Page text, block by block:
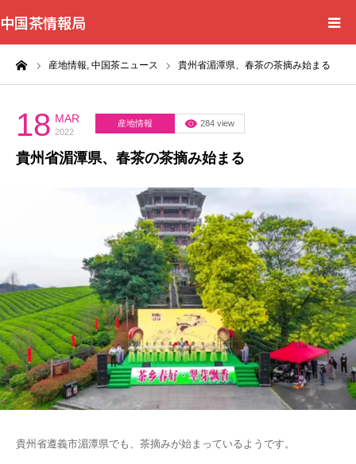
中国茶情報局
産地情報, 中国茶ニュース 貴州省湄潭県、春茶の茶摘み始まる
18 MAR
2022
産地情報 284 view
貴州省湄潭県、春茶の茶摘み始まる
貴州省遵義市湄潭県でも、茶摘みが始まっているようです。
Home
News
BlogChecker
Shops
Books